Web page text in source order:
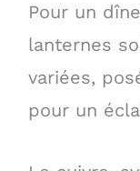
Pour un
lanternes
variées,
pour un